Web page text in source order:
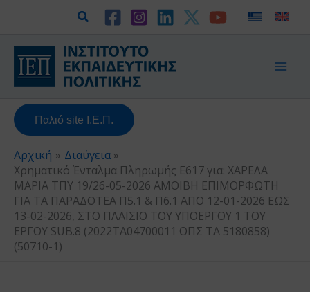
περιεχόμενο
Αναζήτηση
Παλιό site Ι.Ε.Π.
Αρχική
Διαύγεια
Χρηματικό Ένταλμα Πληρωμής Ε617 για: ΧΑΡΕΛΑ
ΜΑΡΙΑ ΤΠΥ 19/26-05-2026 ΑΜΟΙΒΗ ΕΠΙΜΟΡΦΩΤΗ
ΓΙΑ ΤΑ ΠΑΡΑΔΟΤΕΑ Π5.1 & Π6.1 ΑΠΟ 12-01-2026 ΕΩΣ
13-02-2026, ΣΤΟ ΠΛΑΙΣΙΟ ΤΟΥ ΥΠΟΕΡΓΟΥ 1 ΤΟΥ
ΕΡΓΟΥ SUB.8 (2022ΤΑ04700011 ΟΠΣ ΤΑ 5180858)
(50710-1)